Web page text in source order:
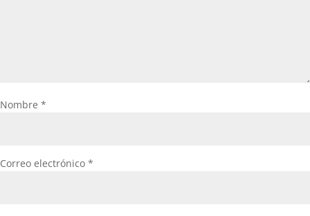
Nombre *
Correo electrónico *